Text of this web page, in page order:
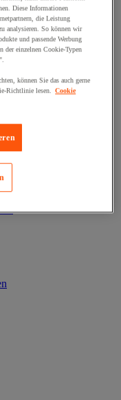
Diese Informationen
die Leistung
analysieren. So können wir
und passende Werbung
der einzelnen Cookie-Typen
können Sie das auch gerne
Richtlinie lesen. Cookie